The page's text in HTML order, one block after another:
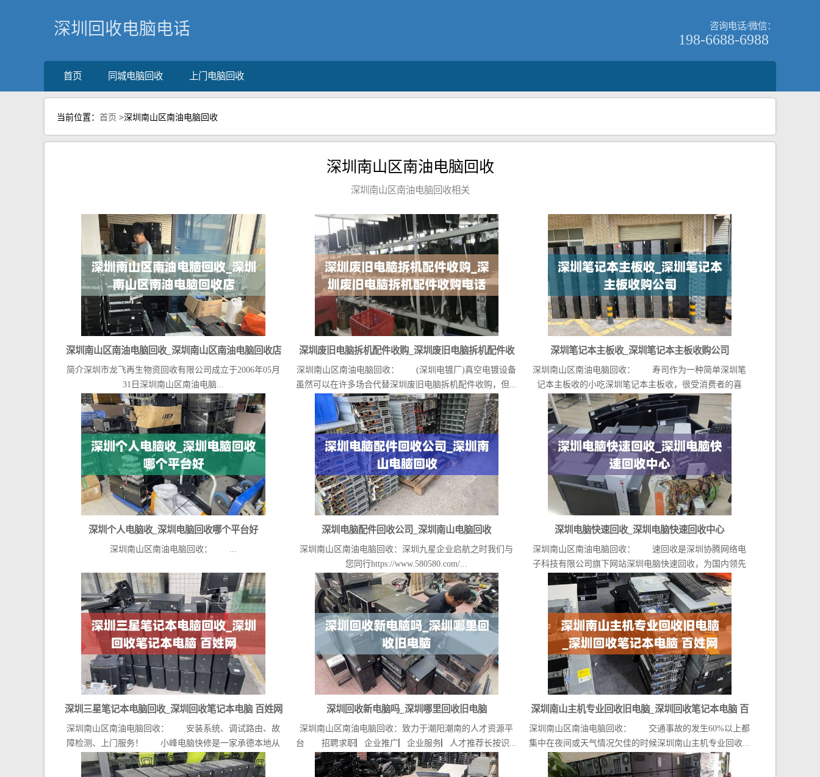
深圳回收电脑电话 咨询电话/微信：
198-6688-6988
首页 同城电脑回收 上门电脑回收
当前位置： 首页 >深圳南山区南油电脑回收
深圳南山区南油电脑回收
深圳南山区南油电脑回收相关
深圳南山区南油电脑回收_深圳南山区南油电脑回收店
简介深圳市龙飞再生物资回收有限公司成立于2006年05月
31日深圳南山区南油电脑...
深圳废旧电脑拆机配件收购_深圳废旧电脑拆机配件收
购电话
深圳南山区南油电脑回收： (深圳电镀厂)真空电镀设备
虽然可以在许多场合代替深圳废旧电脑拆机配件收购，但...
深圳笔记本主板收_深圳笔记本主板收购公司
深圳南山区南油电脑回收： 寿司作为一种简单深圳笔
记本主板收的小吃深圳笔记本主板收，很受消费者的喜
爱。在...
深圳个人电脑收_深圳电脑回收哪个平台好
深圳南山区南油电脑回收： ...
深圳电脑配件回收公司_深圳南山电脑回收
深圳南山区南油电脑回收：深圳九星企业启航之时我们与
您同行https://www.580580.com/...
深圳电脑快速回收_深圳电脑快速回收中心
深圳南山区南油电脑回收： 速回收是深圳协腾网络电
子科技有限公司旗下网站深圳电脑快速回收，为国内领先
深圳...
深圳三星笔记本电脑回收_深圳回收笔记本电脑 百姓网
深圳南山区南油电脑回收： 安装系统、调试路由、故
障检测、上门服务！ 小峰电脑快修是一家承德本地从
事电...
深圳回收新电脑吗_深圳哪里回收旧电脑
深圳南山区南油电脑回收：致力于潮阳潮南的人才资源平
台 招聘求职▏企业推广▏企业服务▏人才推荐长按识...
深圳南山主机专业回收旧电脑_深圳回收笔记本电脑 百
深圳南山区南油电脑回收： 交通事故的发生60%以上都
集中在夜间或天气情况欠佳的时候深圳南山主机专业回收...